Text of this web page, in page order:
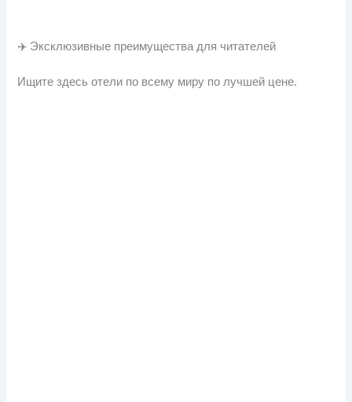
✈️ Эксклюзивные преимущества для читателей
Ищите здесь отели по всему миру по лучшей цене.